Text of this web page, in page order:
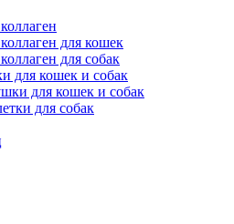
для кошек
для собак
для кошек и собак
для кошек и собак
для собак